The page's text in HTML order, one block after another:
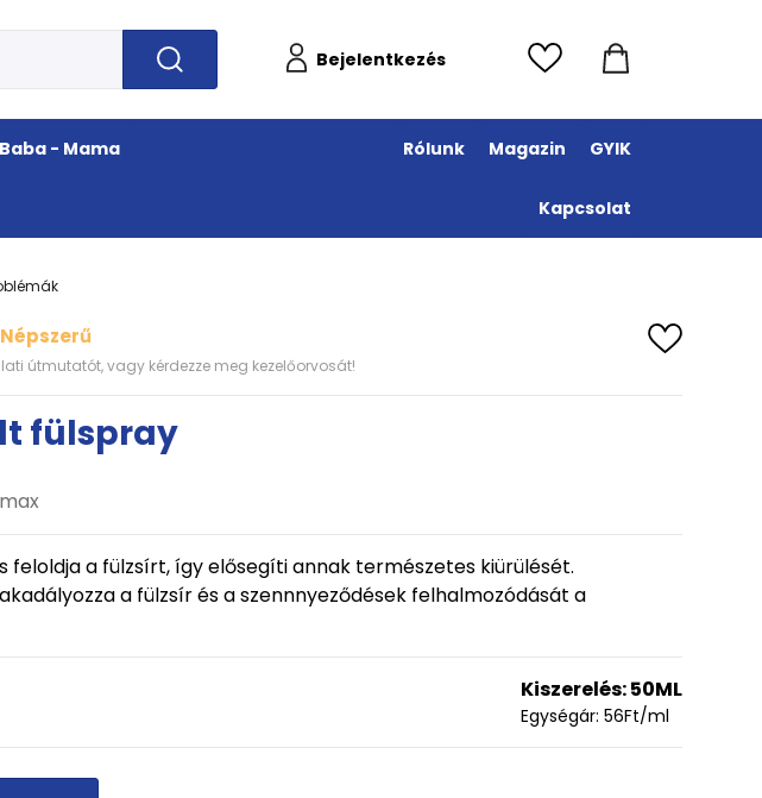
Bejelentkezés
Baba - Mama Rólunk Magazin GYIK
Kapcsolat
Népszerű
útmutatót, vagy kérdezze meg kezelőorvosát!
fülspray
feloldja a fülzsírt, így elősegíti annak természetes kiürülését.
a fülzsír és a szennnyeződések felhalmozódását a
Kiszerelés:50ML
Egységár: 56Ft/ml